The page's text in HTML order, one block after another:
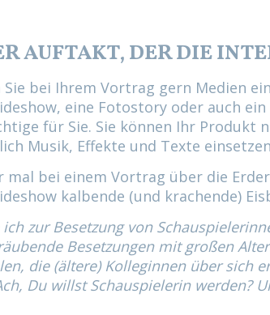
AUFTAKT, DER DIE
Sie bei Ihrem Vortrag gern Medien
eine Fotostory oder auch
für Sie. Sie können Ihr
Musik, Effekte und Texte
mal bei einem Vortrag über die
kalbende (und krachende)
ich zur Besetzung von
Besetzungen mit großen
die (ältere) Kolleginnen über sich
ch, Du willst Schauspielerin werden?